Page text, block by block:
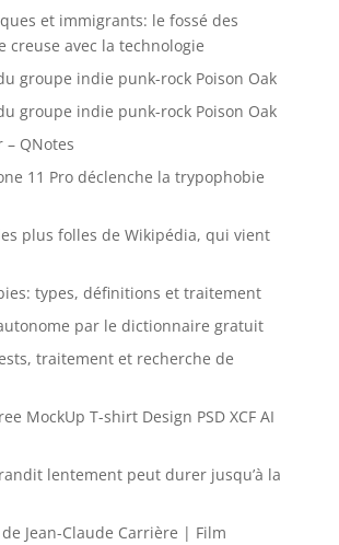
et immigrants: le fossé des
creuse avec la technologie
groupe indie punk-rock Poison Oak
groupe indie punk-rock Poison Oak
QNotes
11 Pro déclenche la trypophobie
plus folles de Wikipédia, qui vient
types, définitions et traitement
par le dictionnaire gratuit
traitement et recherche de
MockUp T-shirt Design PSD XCF AI
lentement peut durer jusqu’à la
Jean-Claude Carrière | Film